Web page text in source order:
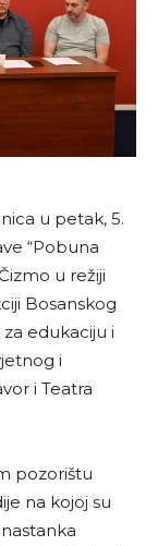
u petak, 5.
“Pobuna
u režiji
Bosanskog
edukaciju i
i
i Teatra
pozorištu
na kojoj su